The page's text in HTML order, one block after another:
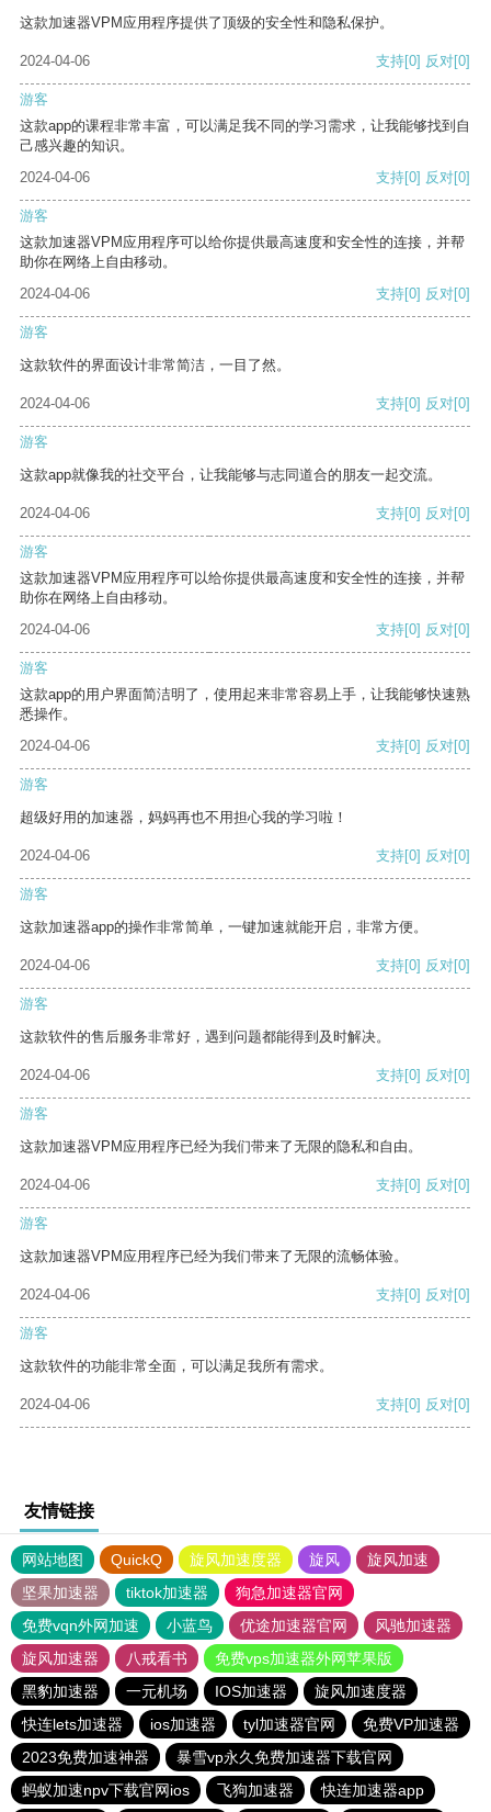
这款加速器VPM应用程序提供了顶级的安全性和隐私保护。
2024-04-06 支持[0] 反对[0]
游客
这款app的课程非常丰富，可以满足我不同的学习需求，让我能够找到自
己感兴趣的知识。
2024-04-06
支持[0] 反对[0]
游客
这款加速器VPM应用程序可以给你提供最高速度和安全性的连接，并帮
助你在网络上自由移动。
2024-04-06
支持[0] 反对[0]
游客
这款软件的界面设计非常简洁，一目了然。
2024-04-06 支持[0] 反对[0]
游客
这款app就像我的社交平台，让我能够与志同道合的朋友一起交流。
2024-04-06 支持[0] 反对[0]
游客
这款加速器VPM应用程序可以给你提供最高速度和安全性的连接，并帮
助你在网络上自由移动。
2024-04-06
支持[0] 反对[0]
游客
这款app的用户界面简洁明了，使用起来非常容易上手，让我能够快速熟
悉操作。
2024-04-06
支持[0] 反对[0]
游客
超级好用的加速器，妈妈再也不用担心我的学习啦！
2024-04-06 支持[0] 反对[0]
游客
这款加速器app的操作非常简单，一键加速就能开启，非常方便。
2024-04-06 支持[0] 反对[0]
游客
这款软件的售后服务非常好，遇到问题都能得到及时解决。
2024-04-06 支持[0] 反对[0]
游客
这款加速器VPM应用程序已经为我们带来了无限的隐私和自由。
2024-04-06 支持[0] 反对[0]
游客
这款加速器VPM应用程序已经为我们带来了无限的流畅体验。
2024-04-06 支持[0] 反对[0]
游客
这款软件的功能非常全面，可以满足我所有需求。
2024-04-06 支持[0] 反对[0]
友情链接
网站地图 QuickQ 旋风加速度器 旋风
旋风加速
坚果加速器
tiktok加速器
狗急加速器官网
免费vqn外网加速
小蓝鸟 优途加速器官网
风驰加速器
旋风加速器
八戒看书
免费vps加速器外网苹果版
黑豹加速器
一元机场 IOS加速器
旋风加速度器
快连lets加速器
ios加速器 tyl加速器官网
免费VP加速器
2023免费加速神器
暴雪vp永久免费加速器下载官网
蚂蚁加速npv下载官网ios
飞狗加速器 快连加速器app